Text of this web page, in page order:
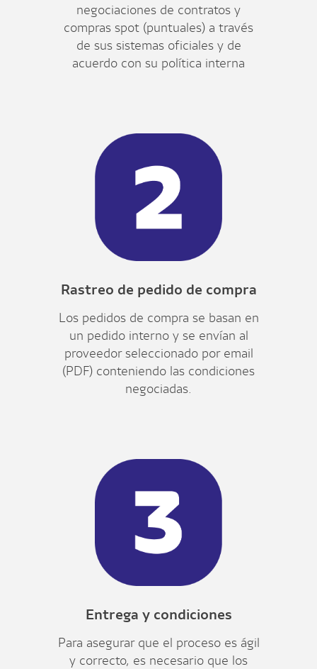
negociaciones de contratos y
compras spot (puntuales) a través
de sus sistemas oficiales y de
acuerdo con su política interna
Rastreo de pedido de compra
Los pedidos de compra se basan en
un pedido interno y se envían al
proveedor seleccionado por email
(PDF) conteniendo las condiciones
negociadas.
Entrega y condiciones
Para asegurar que el proceso es ágil
y correcto, es necesario que los